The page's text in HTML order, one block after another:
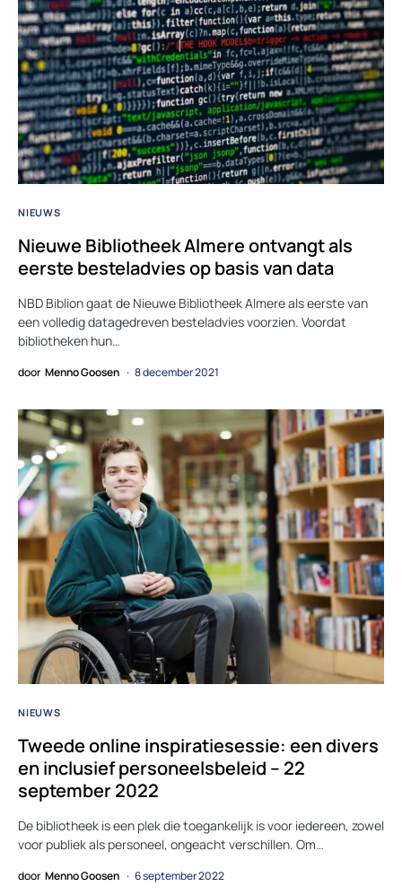
NIEUWS
Nieuwe Bibliotheek Almere ontvangt als
eerste besteladvies op basis van data
NBD Biblion gaat de Nieuwe Bibliotheek Almere als eerste van
een volledig datagedreven besteladvies voorzien. Voordat
bibliotheken hun…
door Menno Goosen 8 december 2021
NIEUWS
Tweede online inspiratiesessie: een divers
en inclusief personeelsbeleid – 22
september 2022
De bibliotheek is een plek die toegankelijk is voor iedereen, zowel
voor publiek als personeel, ongeacht verschillen. Om…
door Menno Goosen 6 september 2022